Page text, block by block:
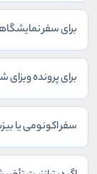
برای سفر
برای پرونده
لازم است؟
سفر اکونومی یا
ایجاد می‌کند؟